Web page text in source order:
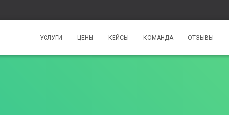
УСЛУГИ ЦЕНЫ КЕЙСЫ КОМАНДА ОТЗЫВЫ